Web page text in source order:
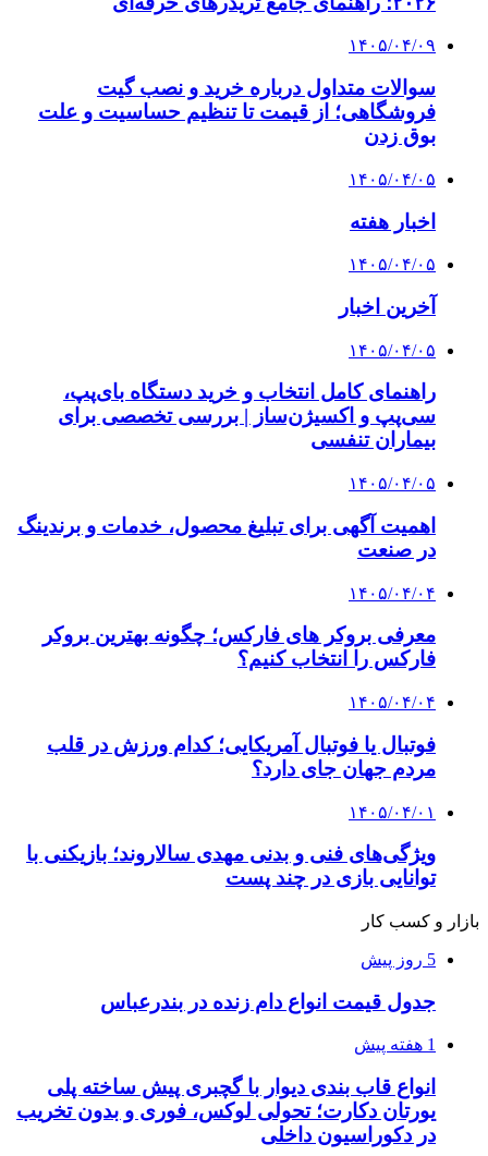
۱۴۰۵/۰۴/۰۹
سوالات متداول درباره خرید و نصب گیت
فروشگاهی؛ از قیمت تا تنظیم حساسیت و علت
بوق زدن
۱۴۰۵/۰۴/۰۵
اخبار هفته
۱۴۰۵/۰۴/۰۵
آخرین اخبار
۱۴۰۵/۰۴/۰۵
راهنمای کامل انتخاب و خرید دستگاه بای‌پپ،
سی‌پپ و اکسیژن‌ساز | بررسی تخصصی برای
بیماران تنفسی
۱۴۰۵/۰۴/۰۵
اهمیت آگهی برای تبلیغ محصول، خدمات و برندینگ
در صنعت
۱۴۰۵/۰۴/۰۴
معرفی بروکر های فارکس؛ چگونه بهترین بروکر
فارکس را انتخاب کنیم؟
۱۴۰۵/۰۴/۰۴
فوتبال یا فوتبال آمریکایی؛ کدام ورزش در قلب
مردم جهان جای دارد؟
۱۴۰۵/۰۴/۰۱
ویژگی‌های فنی و بدنی مهدی سالاروند؛ بازیکنی با
توانایی بازی در چند پست
بازار و کسب کار
5 روز پیش
جدول قیمت انواع دام زنده در بندرعباس
1 هفته پیش
انواع قاب بندی دیوار با گچبری پیش ساخته پلی
یورتان دکارت؛ تحولی لوکس، فوری و بدون تخریب
در دکوراسیون داخلی